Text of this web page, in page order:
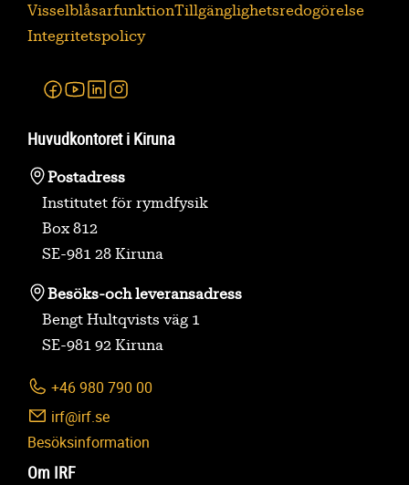
VisselblåsarfunktionTillgänglighetsredogörelse
Integritetspolicy
Facebook
Youtube
Linkedin
Huvudkontoret i Kiruna
Postadress
Institutet för rymdfysik
Box 812
SE-981 28 Kiruna
Besöks-och leveransadress
Bengt Hultqvists väg 1
SE-981 92 Kiruna
+46 980 790 00
irf@irf.se
Besöksinformation
Om IRF